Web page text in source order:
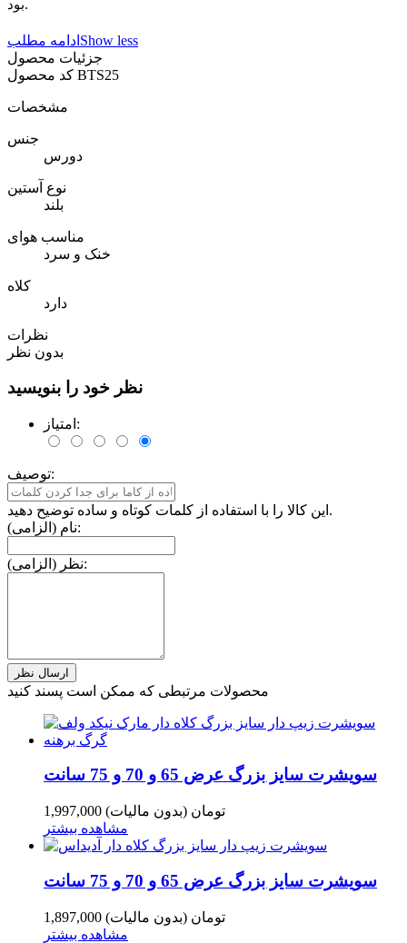
بود.
ادامه مطلب Show less
جزئیات محصول
BTS25
مشخصات
جنس
دورس
نوع آستین
بلند
مناسب هوای
خنک و سرد
کلاه
دارد
نظرات
بدون نظر
نظر خود را بنویسید
امتیاز:
توصیف:
این کالا را با استفاده از کلمات کوتاه و ساده توضیح دهید.
نام (الزامی):
نظر (الزامی):
محصولات مرتبطی که ممکن است پسند کنید
سویشرت سایز بزرگ عرض 65 و 70 و 75 سانت
1,997,000 تومان (بدون مالیات)
مشاهده بیشتر
سویشرت سایز بزرگ عرض 65 و 70 و 75 سانت
1,897,000 تومان (بدون مالیات)
مشاهده بیشتر